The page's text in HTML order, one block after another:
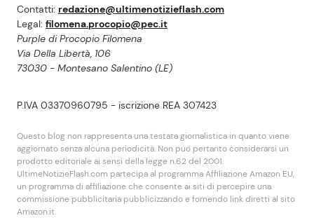
Contatti: redazione@ultimenotizieflash.com
Legal: filomena.procopio@pec.it
Purple di Procopio Filomena
Via Della Libertà, 106
73030 - Montesano Salentino (LE)
P.IVA 03370960795 - iscrizione REA 307423
Questo blog non rappresenta una testata giornalistica in quanto viene
aggiornato senza alcuna periodicità. Non puó pertanto considerarsi un
prodotto editoriale ai sensi della legge n.62 del 2001.
UltimeNotizieFlash.com partecipa al programma Affiliazione Amazon EU,
un programma di affiliazione che consente ai siti di percepire una
commissione pubblicitaria pubblicizzando e fornendo link diretti al sito
Amazon.it.